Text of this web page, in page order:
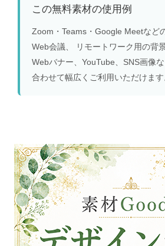
この無料素材の使用例
Zoom・Teams・Google Meetなど
Web会議、 リモートワーク用の背
Webバナー、YouTube、SNS画像
合わせて幅広くご利用いただけます